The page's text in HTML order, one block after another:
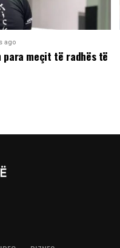
ago
para meçit të radhës të